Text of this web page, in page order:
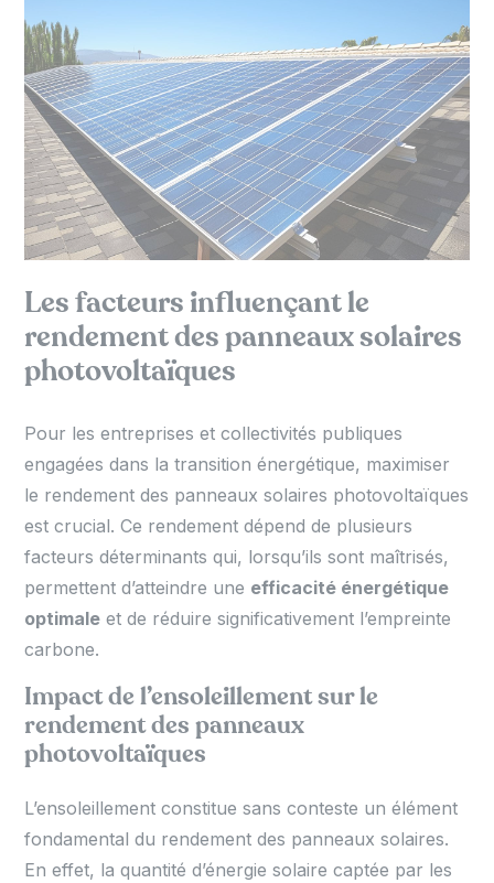
Les facteurs influençant le
rendement des panneaux solaires
photovoltaïques
Pour les entreprises et collectivités publiques
engagées dans la transition énergétique, maximiser
le rendement des panneaux solaires photovoltaïques
est crucial. Ce rendement dépend de plusieurs
facteurs déterminants qui, lorsqu’ils sont maîtrisés,
permettent d’atteindre une efficacité énergétique
optimale et de réduire significativement l’empreinte
carbone.
Impact de l’ensoleillement sur le
rendement des panneaux
photovoltaïques
L’ensoleillement constitue sans conteste un élément
fondamental du rendement des panneaux solaires.
En effet, la quantité d’énergie solaire captée par les